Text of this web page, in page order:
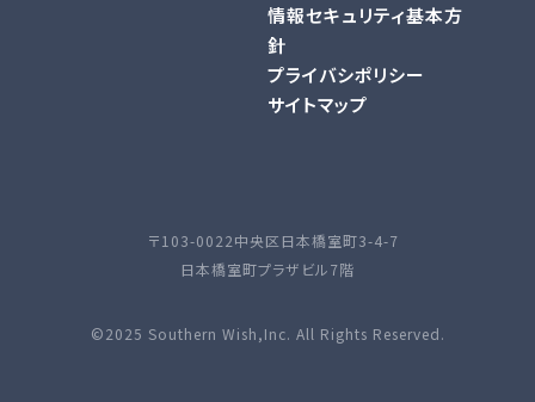
〒103-0022中央区日本橋室町3-4-7
日本橋室町プラザビル7階
©2025 Southern Wish,Inc. All Rights Reserved.
情報セキュリティ基本方
針
プライバシポリシー
サイトマップ